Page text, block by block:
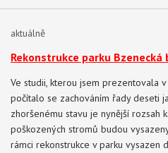
aktuálně
​Rekonstrukce parku Bzenecká
Ve studii, kterou jsem prezentovala
počítalo se zachováním řady deseti
zhoršenému stavu je nynější rozsah
poškozených stromů budou
rámci rekonstrukce v parku vysazen